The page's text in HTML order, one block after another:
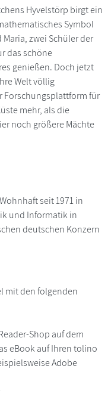
Hyvelstörp birgt ein
Symbol
zwei Schüler der
das schöne
genießen. Doch jetzt
Welt völlig
Forschungsplattform für
mehr, als die
noch größere Mächte
seit 1971 in
und Informatik in
deutschen Konzern
mit den folgenden
Shop auf dem
eBook auf Ihren tolino
Adobe